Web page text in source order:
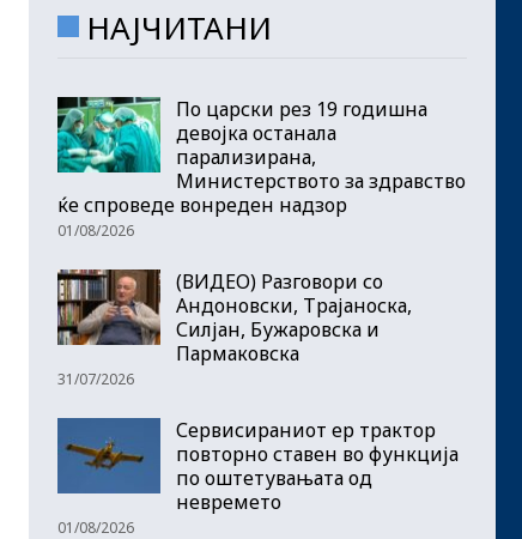
НАЈЧИТАНИ
По царски рез 19 годишна
девојка останала
парализирана,
Министерството за здравство
ќе спроведе вонреден надзор
01/08/2026
(ВИДЕО) Разговори со
Андоновски, Трајаноска,
Силјан, Бужаровска и
Пармаковска
31/07/2026
Сервисираниот ер трактор
повторно ставен во функција
по оштетувањата од
невремето
01/08/2026